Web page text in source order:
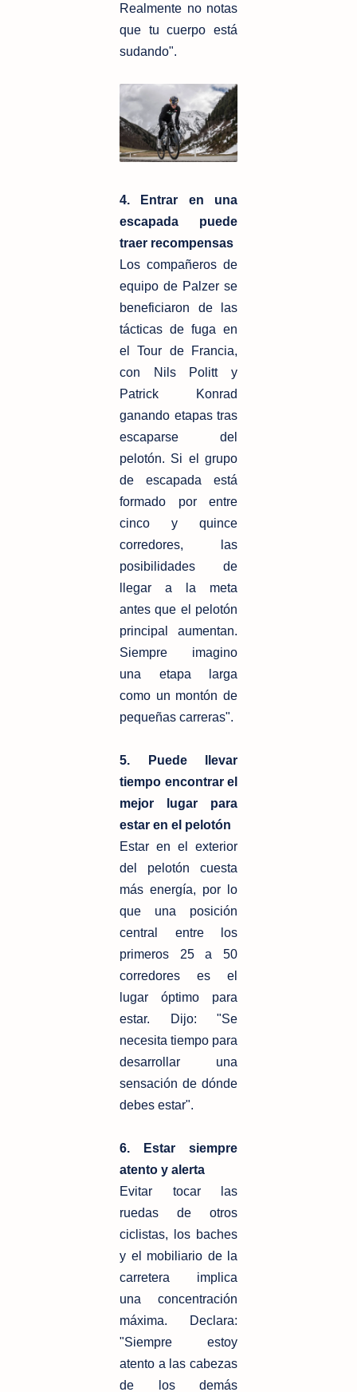
Realmente no notas
que tu cuerpo está
sudando".
4. Entrar en una
escapada puede
traer recompensas
Los compañeros de
equipo de Palzer se
beneficiaron de las
tácticas de fuga en
el Tour de Francia,
con Nils Politt y
Patrick Konrad
ganando etapas tras
escaparse del
pelotón. Si el grupo
de escapada está
formado por entre
cinco y quince
corredores, las
posibilidades de
llegar a la meta
antes que el pelotón
principal aumentan.
Siempre imagino
una etapa larga
como un montón de
pequeñas carreras".
5. Puede llevar
tiempo encontrar el
mejor lugar para
estar en el pelotón
Estar en el exterior
del pelotón cuesta
más energía, por lo
que una posición
central entre los
primeros 25 a 50
corredores es el
lugar óptimo para
estar. Dijo: "Se
necesita tiempo para
desarrollar una
sensación de dónde
debes estar".
6. Estar siempre
atento y alerta
Evitar tocar las
ruedas de otros
ciclistas, los baches
y el mobiliario de la
carretera implica
una concentración
máxima. Declara:
"Siempre estoy
atento a las cabezas
de los demás